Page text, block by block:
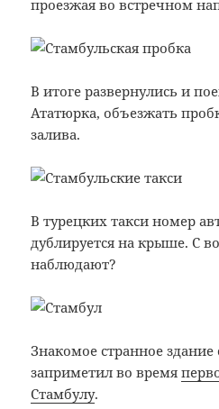
проезжая во встречном
В итоге развернулись и
Ататюрка, объезжать
залива.
В турецких такси номер
дублируется на крыше. С
наблюдают?
Знакомое странное
заприметил во время
Стамбулу.